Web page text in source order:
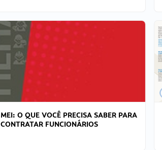
MEI: O QUE VOCÊ PRECISA SABER PARA
CONTRATAR FUNCIONÁRIOS